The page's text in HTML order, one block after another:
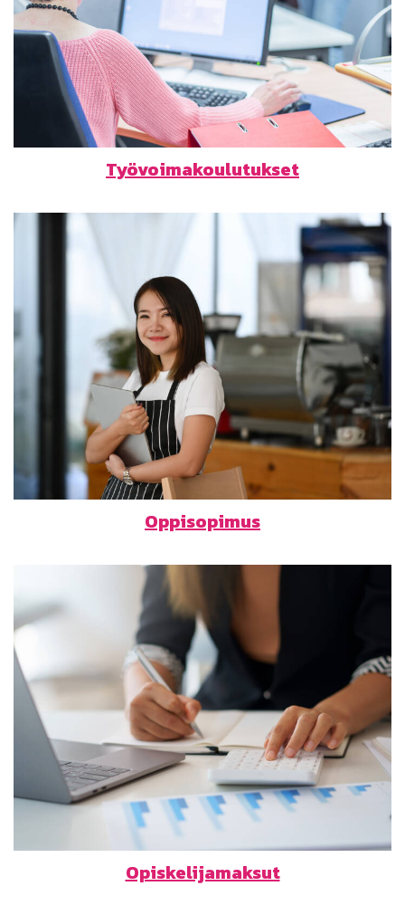
Työvoima­koulutukset
Oppisopimus
Opiskelijamaksut